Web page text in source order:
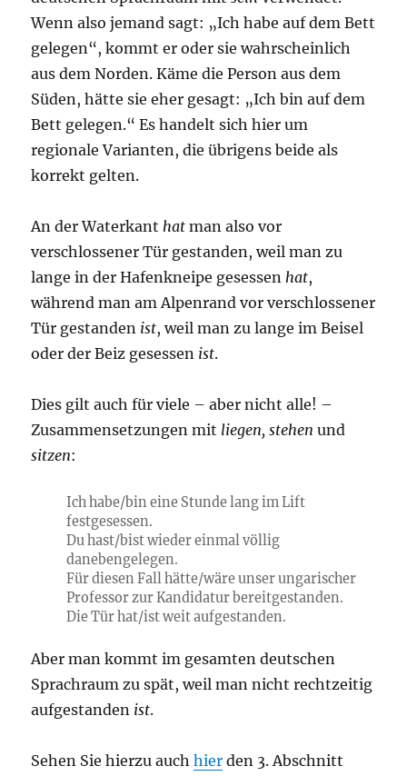
Wenn also jemand sagt: „Ich habe auf dem Bett
gelegen“, kommt er oder sie wahrscheinlich
aus dem Norden. Käme die Person aus dem
Süden, hätte sie eher gesagt: „Ich bin auf dem
Bett gelegen.“ Es handelt sich hier um
regionale Varianten, die übrigens beide als
korrekt gelten.
An der Waterkanthat man also vor
verschlossener Tür gestanden, weil man zu
lange in der Hafenkneipe gesessenhat,
während man am Alpenrand vor verschlossener
Tür gestanden ist, weil man zu lange im Beisel
oder der Beiz gesessen ist.
Dies gilt auch für viele – aber nicht alle! –
Zusammensetzungen mit liegen, stehen und
sitzen:
Ich habe/bin eine Stunde lang im Lift
festgesessen.
Du hast/bist wieder einmal völlig
danebengelegen.
Für diesen Fall hätte/wäre unser ungarischer
Professor zur Kandidatur bereitgestanden.
Die Tür hat/ist weit aufgestanden.
Aber man kommt im gesamten deutschen
Sprachraum zu spät, weil man nicht rechtzeitig
aufgestanden ist.
Sehen Sie hierzu auchhier den 3. Abschnitt